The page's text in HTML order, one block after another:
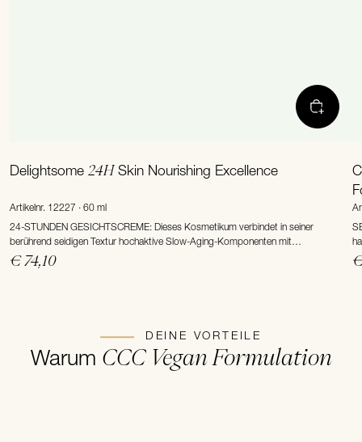
Delightsome24H Skin Nourishing Excellence
Artikelnr. 12227 · 60 ml
24-STUNDEN GESICHTSCREME: Dieses Kosmetikum verbindet in seiner
berührend seidigen Textur hochaktive Slow-Aging-Komponenten mit
regenerierenden Tiefenmoisturizern, speziellen Probiotik-Additiven und einem
wertvollen Hanf-Stammzellen-Profil.
€ 74,10
DEINE VORTEILE
Warum CCC Vegan Formulation